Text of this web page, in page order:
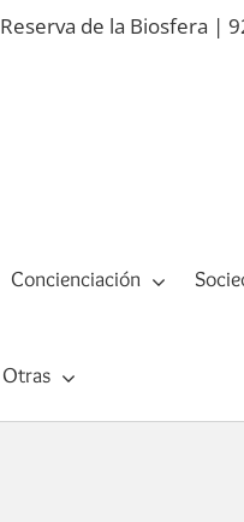
Reserva de la Biosfera |
Concienciación
Otras